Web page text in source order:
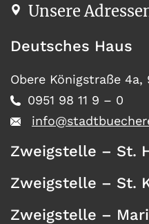
Unsere
Deutsches Haus
Obere Königstraße 4a,
0951 98 11 9 – 0
Zweigstelle – St.
Dürrwächterstr. 29,
Zweigstelle – St.
Seehofstraße 41,
Zweigstelle –